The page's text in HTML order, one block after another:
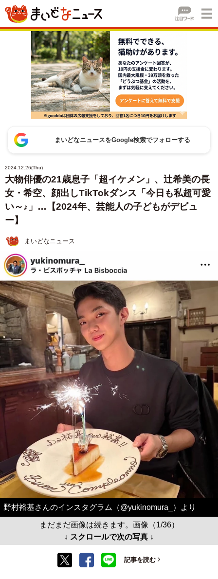
まいどなニュースをGoogle検索でフォローする
2024.12.26(Thu)
大物俳優の21歳息子「超イケメン」、辻希美の長
女・希空、顔出しTikTokダンス「今日も私超可愛
い～♪」…【2024年、芸能人の子どもがデビュ
ー】
まいどなニュース
野村裕基さんのインスタグラム（@yukinomura_）より
まだまだ画像は続きます。画像（1/36）
↓ スクロールで次の写真 ↓
記事を読む